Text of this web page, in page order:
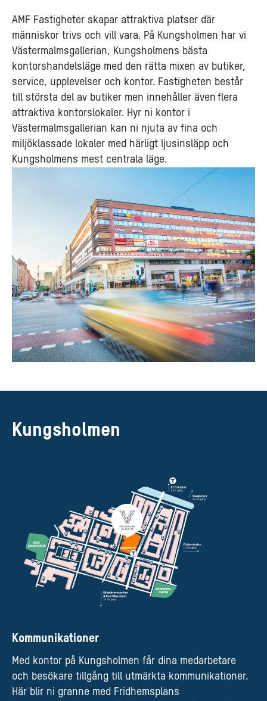
AMF Fastigheter skapar attraktiva platser där
människor trivs och vill vara. På Kungsholmen har vi
Västermalmsgallerian, Kungsholmens bästa
kontorshandelsläge med den rätta mixen av butiker,
service, upplevelser och kontor. Fastigheten består
till största del av butiker men innehåller även flera
attraktiva kontorslokaler. Hyr ni kontor i
Västermalmsgallerian kan ni njuta av fina och
miljöklassade lokaler med härligt ljusinsläpp och
Kungsholmens mest centrala läge.
Kungsholmen
Kommunikationer
Med kontor på Kungsholmen får dina medarbetare
och besökare tillgång till utmärkta kommunikationer.
Här blir ni granne med Fridhemsplans